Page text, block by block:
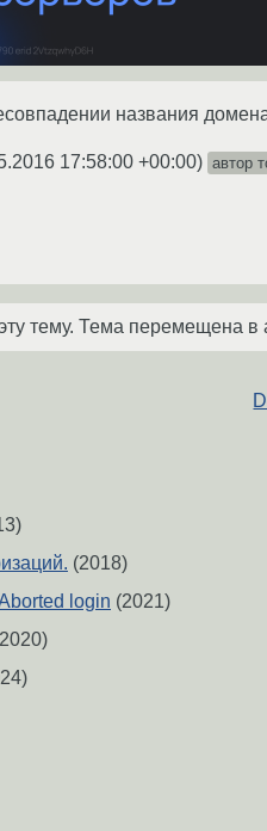
названия
17:58:00 +00:00) автор
тему. Тема перемещена в
(2018)
login (2021)